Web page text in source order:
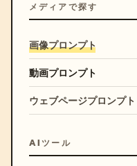
メディアで探す
画像プロンプト
動画プロンプト
ウェブページプロンプト
AIツール